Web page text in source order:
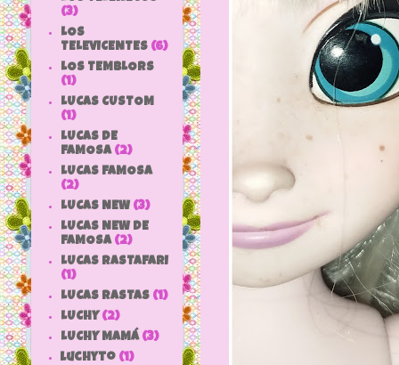
(3)
LOS
TELEVICENTES (6)
LOS TEMBLORS
(1)
LUCAS CUSTOM
(1)
LUCAS DE
FAMOSA (2)
LUCAS FAMOSA
(2)
LUCAS NEW (3)
LUCAS NEW DE
FAMOSA (2)
LUCAS RASTAFARI
(1)
LUCAS RASTAS (1)
LUCHY (2)
LUCHY MAMÁ (3)
luchyto (1)